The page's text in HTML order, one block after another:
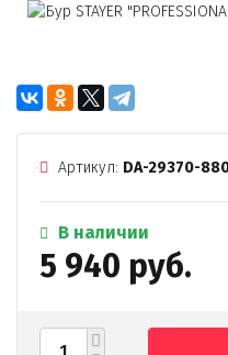
Артикул: DA-29370-
В наличии
5 940 руб.